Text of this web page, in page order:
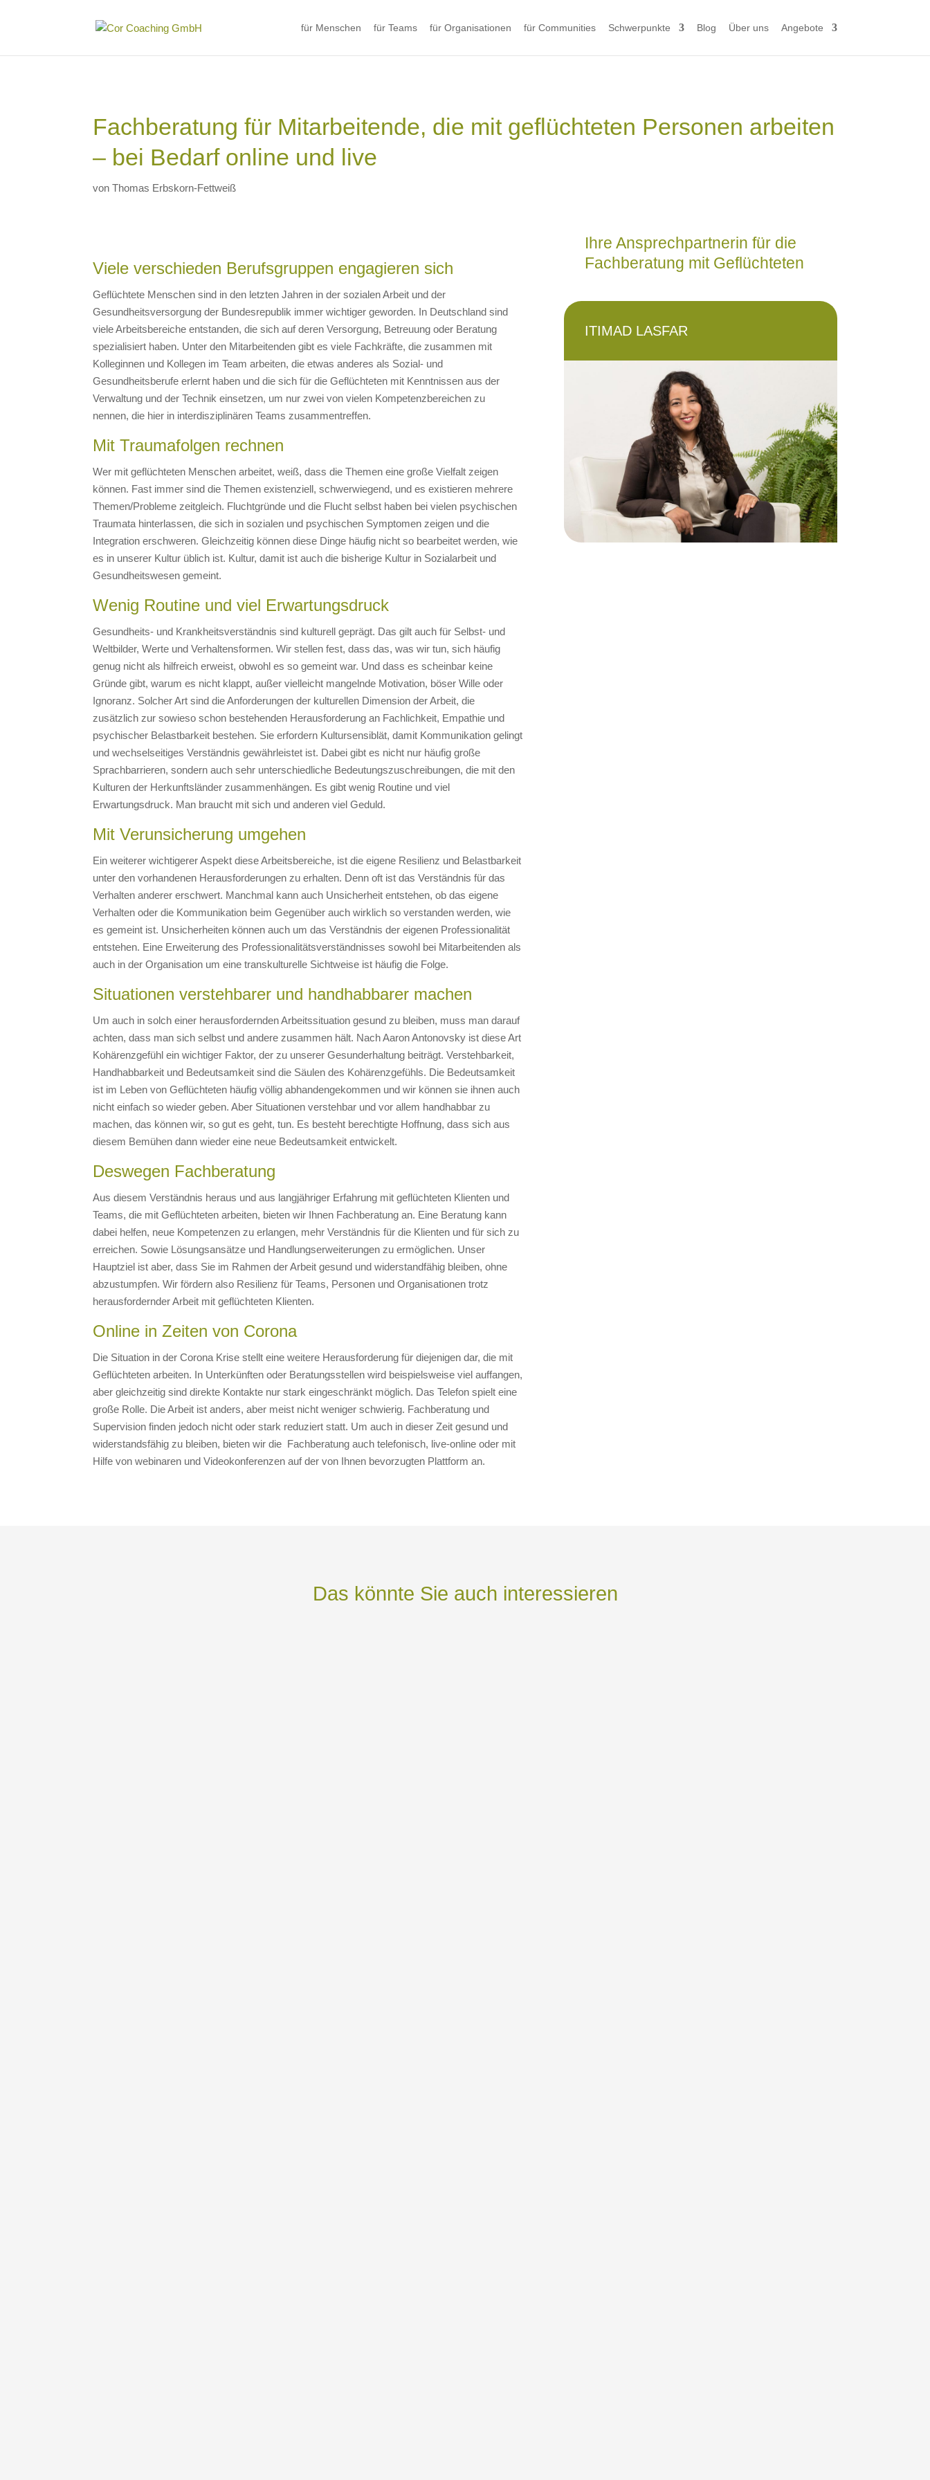
für Menschen für Teams für Organisationen für Communities Schwerpunkte Blog Über uns Angebote
Fachberatung für Mitarbeitende, die mit geflüchteten Personen arbeiten
– bei Bedarf online und live
vonThomas Erbskorn-Fettweiß
Viele verschieden Berufsgruppen engagieren sich
Geflüchtete Menschen sind in den letzten Jahren in der sozialen Arbeit und der
Gesundheitsversorgung der Bundesrepublik immer wichtiger geworden. In Deutschland sind
viele Arbeitsbereiche entstanden, die sich auf deren Versorgung, Betreuung oder Beratung
spezialisiert haben. Unter den Mitarbeitenden gibt es viele Fachkräfte, die zusammen mit
Kolleginnen und Kollegen im Team arbeiten, die etwas anderes als Sozial- und
Gesundheitsberufe erlernt haben und die sich für die Geflüchteten mit Kenntnissen aus der
Verwaltung und der Technik einsetzen, um nur zwei von vielen Kompetenzbereichen zu
nennen, die hier in interdisziplinären Teams zusammentreffen.
Mit Traumafolgen rechnen
Wer mit geflüchteten Menschen arbeitet, weiß, dass die Themen eine große Vielfalt zeigen
können. Fast immer sind die Themen existenziell, schwerwiegend, und es existieren mehrere
Themen/Probleme zeitgleich. Fluchtgründe und die Flucht selbst haben bei vielen psychischen
Traumata hinterlassen, die sich in sozialen und psychischen Symptomen zeigen und die
Integration erschweren. Gleichzeitig können diese Dinge häufig nicht so bearbeitet werden, wie
es in unserer Kultur üblich ist. Kultur, damit ist auch die bisherige Kultur in Sozialarbeit und
Gesundheitswesen gemeint.
Wenig Routine und viel Erwartungsdruck
Gesundheits- und Krankheitsverständnis sind kulturell geprägt. Das gilt auch für Selbst- und
Weltbilder, Werte und Verhaltensformen. Wir stellen fest, dass das, was wir tun, sich häufig
genug nicht als hilfreich erweist, obwohl es so gemeint war. Und dass es scheinbar keine
Gründe gibt, warum es nicht klappt, außer vielleicht mangelnde Motivation, böser Wille oder
Ignoranz. Solcher Art sind die Anforderungen der kulturellen Dimension der Arbeit, die
zusätzlich zur sowieso schon bestehenden Herausforderung an Fachlichkeit, Empathie und
psychischer Belastbarkeit bestehen. Sie erfordern Kultursensiblät, damit Kommunikation gelingt
und wechselseitiges Verständnis gewährleistet ist. Dabei gibt es nicht nur häufig große
Sprachbarrieren, sondern auch sehr unterschiedliche Bedeutungszuschreibungen, die mit den
Kulturen der Herkunftsländer zusammenhängen. Es gibt wenig Routine und viel
Erwartungsdruck. Man braucht mit sich und anderen viel Geduld.
Mit Verunsicherung umgehen
Ein weiterer wichtigerer Aspekt diese Arbeitsbereiche, ist die eigene Resilienz und Belastbarkeit
unter den vorhandenen Herausforderungen zu erhalten. Denn oft ist das Verständnis für das
Verhalten anderer erschwert. Manchmal kann auch Unsicherheit entstehen, ob das eigene
Verhalten oder die Kommunikation beim Gegenüber auch wirklich so verstanden werden, wie
es gemeint ist. Unsicherheiten können auch um das Verständnis der eigenen Professionalität
entstehen. Eine Erweiterung des Professionalitätsverständnisses sowohl bei Mitarbeitenden als
auch in der Organisation um eine transkulturelle Sichtweise ist häufig die Folge.
Situationen verstehbarer und handhabbarer machen
Um auch in solch einer herausfordernden Arbeitssituation gesund zu bleiben, muss man darauf
achten, dass man sich selbst und andere zusammen hält. Nach Aaron Antonovsky ist diese Art
Kohärenzgefühl ein wichtiger Faktor, der zu unserer Gesunderhaltung beiträgt. Verstehbarkeit,
Handhabbarkeit und Bedeutsamkeit sind die Säulen des Kohärenzgefühls. Die Bedeutsamkeit
ist im Leben von Geflüchteten häufig völlig abhandengekommen und wir können sie ihnen auch
nicht einfach so wieder geben. Aber Situationen verstehbar und vor allem handhabbar zu
machen, das können wir, so gut es geht, tun. Es besteht berechtigte Hoffnung, dass sich aus
diesem Bemühen dann wieder eine neue Bedeutsamkeit entwickelt.
Deswegen Fachberatung
Aus diesem Verständnis heraus und aus langjähriger Erfahrung mit geflüchteten Klienten und
Teams, die mit Geflüchteten arbeiten, bieten wir Ihnen Fachberatung an. Eine Beratung kann
dabei helfen, neue Kompetenzen zu erlangen, mehr Verständnis für die Klienten und für sich zu
erreichen. Sowie Lösungsansätze und Handlungserweiterungen zu ermöglichen. Unser
Hauptziel ist aber, dass Sie im Rahmen der Arbeit gesund und widerstandfähig bleiben, ohne
abzustumpfen. Wir fördern also Resilienz für Teams, Personen und Organisationen trotz
herausfordernder Arbeit mit geflüchteten Klienten.
Online in Zeiten von Corona
Die Situation in der Corona Krise stellt eine weitere Herausforderung für diejenigen dar, die mit
Geflüchteten arbeiten. In Unterkünften oder Beratungsstellen wird beispielsweise viel auffangen,
aber gleichzeitig sind direkte Kontakte nur stark eingeschränkt möglich. Das Telefon spielt eine
große Rolle. Die Arbeit ist anders, aber meist nicht weniger schwierig. Fachberatung und
Supervision finden jedoch nicht oder stark reduziert statt. Um auch in dieser Zeit gesund und
widerstandsfähig zu bleiben, bieten wir die Fachberatung auch telefonisch, live-online oder mit
Hilfe von webinaren und Videokonferenzen auf der von Ihnen bevorzugten Plattform an.
​​Ihre Ansprechpartnerin für die
Fachberatung mit Geflüchteten
ITIMAD LASFAR
Das könnte Sie auch interessieren